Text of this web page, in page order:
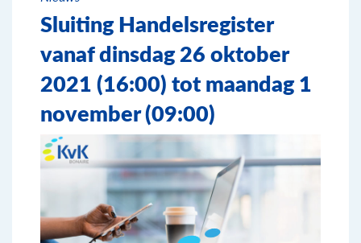
Sluiting Handelsregister
vanaf dinsdag 26 oktober
2021 (16:00) tot maandag 1
november (09:00)